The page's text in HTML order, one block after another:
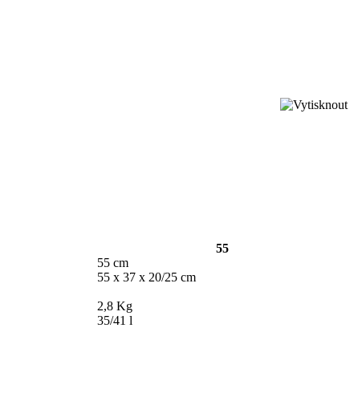
55
55 cm
55 x 37 x 20/25 cm
2,8 Kg
35/41 l